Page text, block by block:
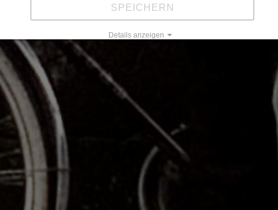
SPEICHERN
Details anzeigen